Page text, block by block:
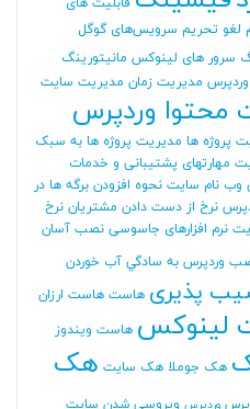
لغو تحریم سرویس‌های گوگل
سرور های لینوکس مانیتورینگ
مدیریت زمان مدیریت سایت
محتوا وردپرس
پروژه ها مدیریت پروژه ها به سبک
مهارتهای پشتیبانی و خدمات
وب نام سایت نحوه افزودن برگه ها در
نرخ از دست دادن مشتریان نرخ
نرم افزارهای جاسوسی نصب آسان
وردپرس به سادگي آب خوردن
پذیری هاست هاست ارزان
لینوکس هاست ویندوز
هک جوملا هک سایت هک
وردپرس ویروسی شدن سایت